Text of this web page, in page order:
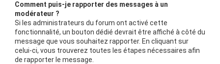
Comment puis-je rapporter des messages à un
modérateur ?
Si les administrateurs du forum ont activé cette
fonctionnalité, un bouton dédié devrait être affiché à côté du
message que vous souhaitez rapporter. En cliquant sur
celui-ci, vous trouverez toutes les étapes nécessaires afin
de rapporter le message.